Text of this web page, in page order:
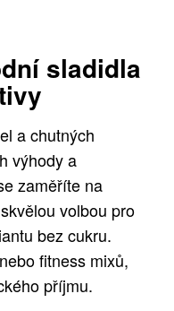
sladidla
a chutných
výhody a
zaměříte na
volbou pro
bez cukru.
fitness mixů,
příjmu.